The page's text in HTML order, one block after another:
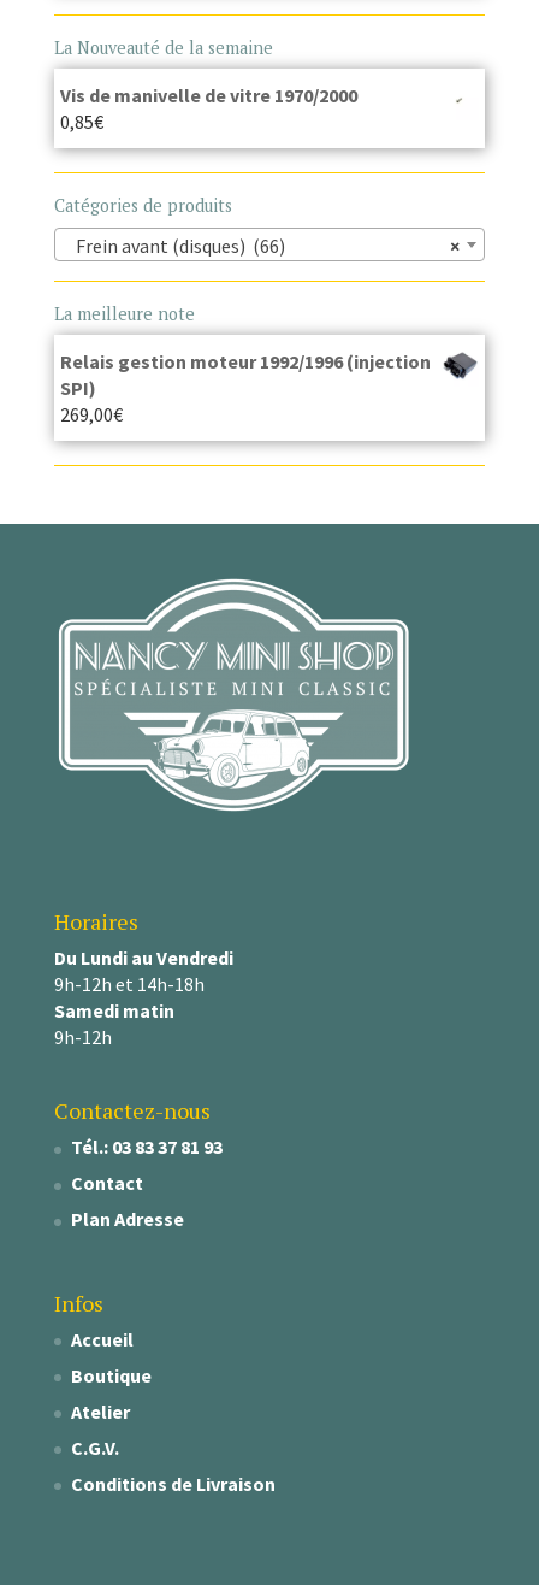
La Nouveauté de la semaine
Vis de manivelle de vitre 1970/2000
0,85€
Catégories de produits
×
Frein avant (disques) (66)
La meilleure note
Relais gestion moteur 1992/1996 (injection
SPI)
269,00€
Horaires
Du Lundi au Vendredi
9h-12h et 14h-18h
Samedi matin
9h-12h
Contactez-nous
Tél.: 03 83 37 81 93
Contact
Plan Adresse
Infos
Accueil
Boutique
Atelier
C.G.V.
Conditions de Livraison